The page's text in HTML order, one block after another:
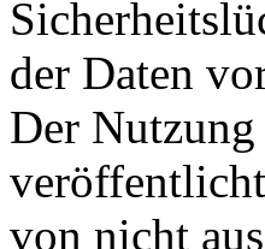
der Daten
Der
von nicht